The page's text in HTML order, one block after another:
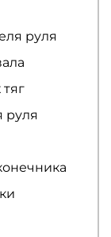
руля
руля